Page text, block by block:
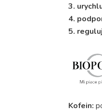
3.
4.
5.
Kofein: